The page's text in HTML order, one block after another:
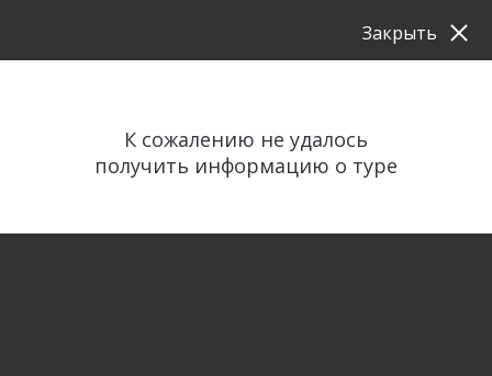
К сожалению не удалось
получить информацию о туре
Закрыть